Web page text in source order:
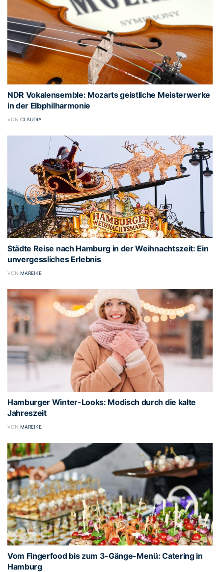
NDR Vokalensemble: Mozarts geistliche Meisterwerke
in der Elbphilharmonie
VON CLAUDIA
Städte Reise nach Hamburg in der Weihnachtszeit: Ein
unvergessliches Erlebnis
VON MAREIKE
Hamburger Winter-Looks: Modisch durch die kalte
Jahreszeit
VON MAREIKE
Vom Fingerfood bis zum 3-Gänge-Menü: Catering in
Hamburg